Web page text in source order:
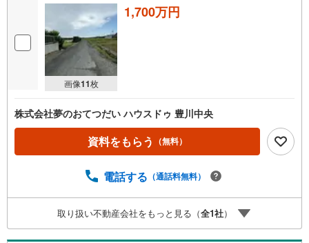
画像11枚
1,700万円
株式会社夢のおてつだい ハウスドゥ 豊川中央
資料をもらう （無料）
電話する （通話料無料）
取り扱い不動産会社をもっと見る（全1社）